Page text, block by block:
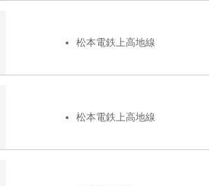
松本電鉄上高地線
松本電鉄上高地線